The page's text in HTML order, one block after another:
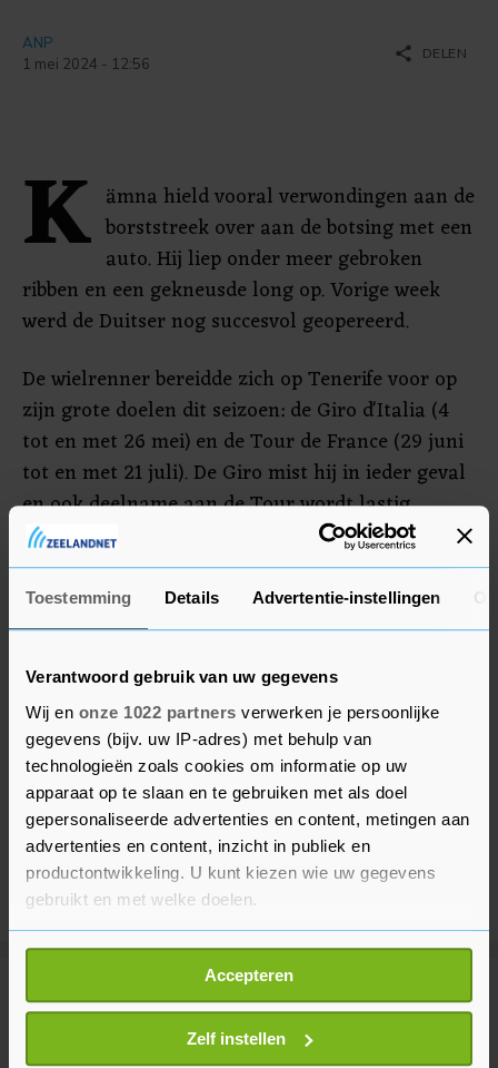
Toestemming Details Advertentie-instellingen
Verantwoord gebruik van uw gegevens
Wij en onze 1022 partners verwerken je persoonlijke
gegevens (bijv. uw IP-adres) met behulp van
technologieën zoals cookies om informatie op uw
apparaat op te slaan en te gebruiken met als doel
gepersonaliseerde advertenties en content, metingen aan
advertenties en content, inzicht in publiek en
productontwikkeling. U kunt kiezen wie uw gegevens
gebruikt en met welke doelen.
Als u het toestaat, willen we ook graag:
Informatie verzamelen over uw geografische
locatie, die tot een paar meter nauwkeurig kan zijn
Uw apparaat identificeren door het actief te
scannen op specifieke eigenschappen (fingerprinting)
Accepteren
Zelf instellen
ANP
1 mei 2024 - 12:56
share DELEN
K ämna hield vooral verwondingen aan de
borststreek over aan de botsing met een
auto. Hij liep onder meer gebroken
ribben en een gekneusde long op. Vorige week
werd de Duitser nog succesvol geopereerd.
De wielrenner bereidde zich op Tenerife voor op
zijn grote doelen dit seizoen: de Giro d'Italia (4
tot en met 26 mei) en de Tour de France (29 juni
tot en met 21 juli). De Giro mist hij in ieder geval
en ook deelname aan de Tour wordt lastig.
Meer uit Sport